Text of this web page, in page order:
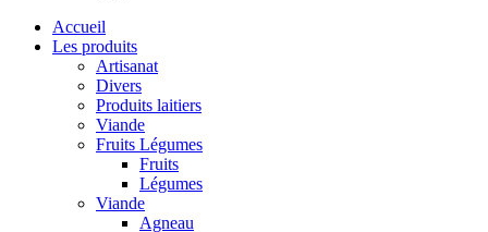
Accueil
Les produits
Artisanat
Divers
Produits laitiers
Viande
Fruits Légumes
Fruits
Légumes
Viande
Agneau